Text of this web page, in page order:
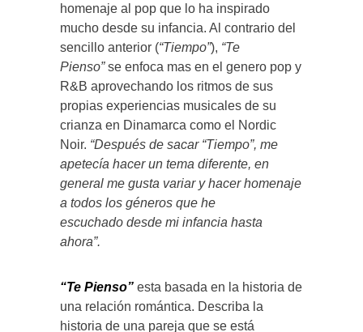
homenaje al pop que lo ha inspirado
mucho desde su infancia. Al contrario del
sencillo anterior (“Tiempo”), “Te
Pienso”se enfoca mas en el genero pop y
R&B aprovechando los ritmos de sus
propias experiencias musicales de su
crianza en Dinamarca como el Nordic
Noir. “Después de sacar “Tiempo”, me
apetecía hacer un tema diferente, en
general me gusta variar y hacer homenaje
a todos los géneros que he
escuchado desde mi infancia hasta
ahora”.
“Te Pienso” esta basada en la historia de
una relación romántica. Describa la
historia de una pareja que se está